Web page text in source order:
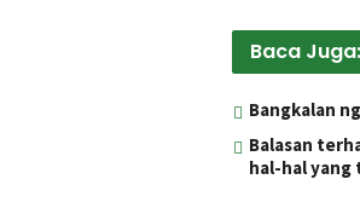
Baca Juga:
Bangkalan
Balasan
hal-hal yang